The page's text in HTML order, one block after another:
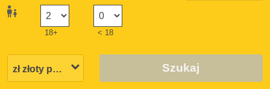
18+ < 18
Szukaj